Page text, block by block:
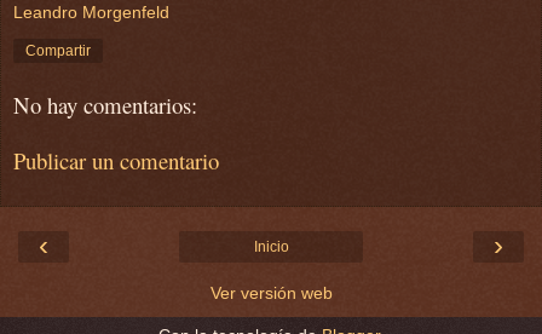
Leandro Morgenfeld
Compartir
No hay comentarios:
Publicar un comentario
‹ ›
Inicio
Ver versión web